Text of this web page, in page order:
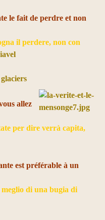
le fait de perdre et non
il perdere, non con
allez
per dire verrà capita,
est préférable à un
di una bugia di